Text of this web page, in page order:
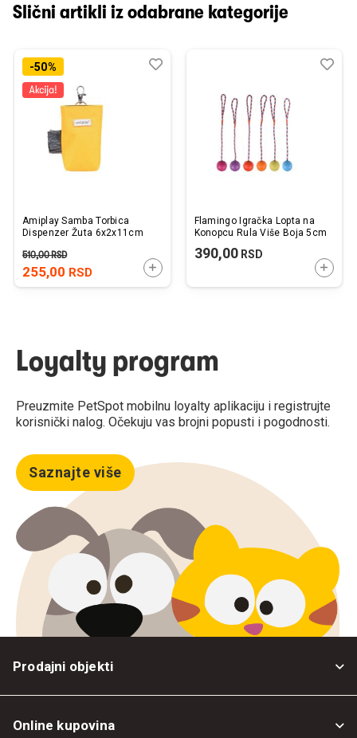
Slični artikli iz odabrane kategorije
-50%
Amiplay Samba Torbica
Dispenzer Žuta 6x2x11cm
255,00 RSD
510,00RSD
DODAJTE U KORPU
Dodaj
Uporedi
Flamingo Igračka Lopta na
Konopcu Rula Više Boja 5cm
390,00RSD
Loyalty program
Preuzmite PetSpot mobilnu loyalty aplikaciju i registrujte
korisnički nalog. Očekuju vas brojni popusti i pogodnosti.
Saznajte više
Prodajni objekti
Online kupovina